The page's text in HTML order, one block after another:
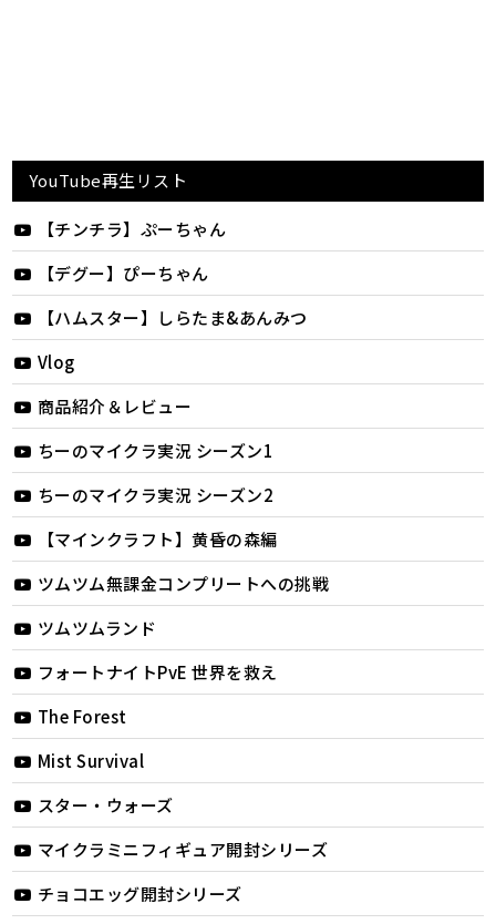
YouTube再生リスト
【チンチラ】ぷーちゃん
【デグー】ぴーちゃん
【ハムスター】しらたま&あんみつ
Vlog
商品紹介＆レビュー
ちーのマイクラ実況 シーズン1
ちーのマイクラ実況 シーズン2
【マインクラフト】黄昏の森編
ツムツム無課金コンプリートへの挑戦
ツムツムランド
フォートナイトPvE 世界を救え
The Forest
Mist Survival
スター・ウォーズ
マイクラミニフィギュア開封シリーズ
チョコエッグ開封シリーズ